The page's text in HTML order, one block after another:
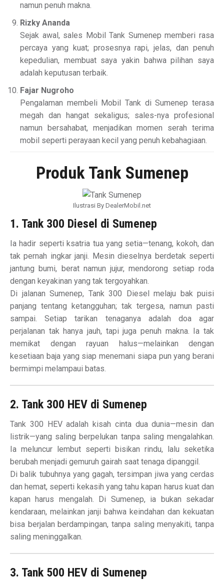
namun penuh makna.
Rizky Ananda
Sejak awal, sales Mobil Tank Sumenep memberi rasa
percaya yang kuat; prosesnya rapi, jelas, dan penuh
kepedulian, membuat saya yakin bahwa pilihan saya
adalah keputusan terbaik.
Fajar Nugroho
Pengalaman membeli Mobil Tank di Sumenep terasa
megah dan hangat sekaligus; sales-nya profesional
namun bersahabat, menjadikan momen serah terima
mobil seperti perayaan kecil yang penuh kebahagiaan.
Produk Tank Sumenep
Ilustrasi By DealerMobil.net
1. Tank 300 Diesel di Sumenep
Ia hadir seperti ksatria tua yang setia—tenang, kokoh, dan
tak pernah ingkar janji. Mesin dieselnya berdetak seperti
jantung bumi, berat namun jujur, mendorong setiap roda
dengan keyakinan yang tak tergoyahkan.
Di jalanan Sumenep, Tank 300 Diesel melaju bak puisi
panjang tentang ketangguhan; tak tergesa, namun pasti
sampai. Setiap tarikan tenaganya adalah doa agar
perjalanan tak hanya jauh, tapi juga penuh makna. Ia tak
memikat dengan rayuan halus—melainkan dengan
kesetiaan baja yang siap menemani siapa pun yang berani
bermimpi melampaui batas.
2. Tank 300 HEV di Sumenep
Tank 300 HEV adalah kisah cinta dua dunia—mesin dan
listrik—yang saling berpelukan tanpa saling mengalahkan.
Ia meluncur lembut seperti bisikan rindu, lalu seketika
berubah menjadi gemuruh gairah saat tenaga dipanggil.
Di balik tubuhnya yang gagah, tersimpan jiwa yang cerdas
dan hemat, seperti kekasih yang tahu kapan harus kuat dan
kapan harus mengalah. Di Sumenep, ia bukan sekadar
kendaraan, melainkan janji bahwa keindahan dan kekuatan
bisa berjalan berdampingan, tanpa saling menyakiti, tanpa
saling meninggalkan.
3. Tank 500 HEV di Sumenep